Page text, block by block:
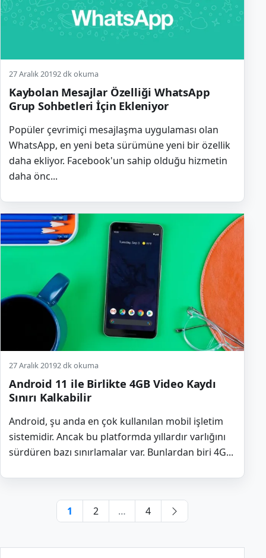
27 Aralık 20192 dk okuma
Kaybolan Mesajlar Özelliği WhatsApp
Grup Sohbetleri İçin Ekleniyor
Popüler çevrimiçi mesajlaşma uygulaması olan
WhatsApp, en yeni beta sürümüne yeni bir özellik
daha ekliyor. Facebook'un sahip olduğu hizmetin
daha önc...
27 Aralık 20192 dk okuma
Android 11 ile Birlikte 4GB Video Kaydı
Sınırı Kalkabilir
Android, şu anda en çok kullanılan mobil işletim
sistemidir. Ancak bu platformda yıllardır varlığını
sürdüren bazı sınırlamalar var. Bunlardan biri 4G...
Yazı
sayfalaması
1 2 … 4
Sonraki